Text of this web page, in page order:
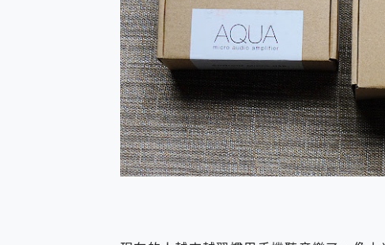
開箱~變身「蜘蛛人」椅子軍師
iPhone 17 系列 有認證的防護
DJI Osmo Pocket 3 爽爽帶回
小巧好吸不擋鏡頭 有Qi2認證的
會走動的冷暖氣 SONY REON
寶可夢飛人外掛iToolab AnyGo
百倍變焦實測~ vivo X200 Pro
超好用的 PLAUD NotePin AI
COMPUTEX 2025 來囉！AGI
自帶線的 有線無線都能充
飛利浦 JS7310 ⚡【電急便｜
是螢幕也是電視! 一機超多用